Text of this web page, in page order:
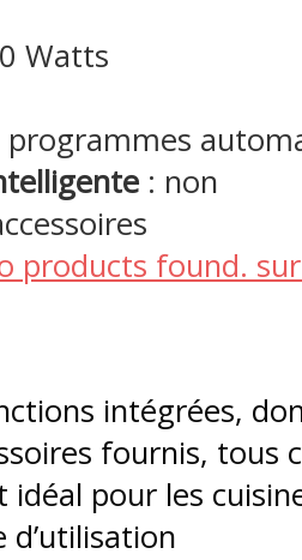
Watts
programmes
: non
products found.
intégrées,
fournis, tous
pour les
d’utilisation